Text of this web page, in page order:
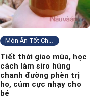
Món Ăn Tốt Cho Sức Khỏe
Tiết thời giao mùa, học
cách làm siro húng
chanh đường phèn trị
ho, cúm cực nhạy cho
bé